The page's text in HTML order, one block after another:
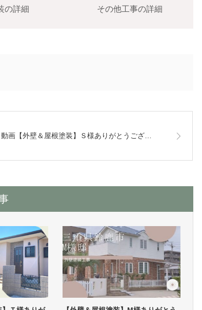
の詳細 その他工事の詳細
動画【外壁＆屋根塗装】Ｓ様ありがとうござ…